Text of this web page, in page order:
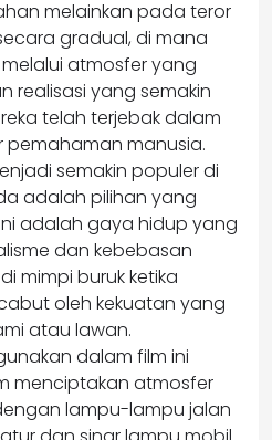
melainkan pada teror
gradual, di mana
atmosfer yang
realisasi yang semakin
telah terjebak dalam
pemahaman manusia.
semakin populer di
adalah pilihan yang
adalah gaya hidup yang
dan kebebasan
mimpi buruk ketika
oleh kekuatan yang
atau lawan.
dalam film ini
menciptakan atmosfer
lampu-lampu jalan